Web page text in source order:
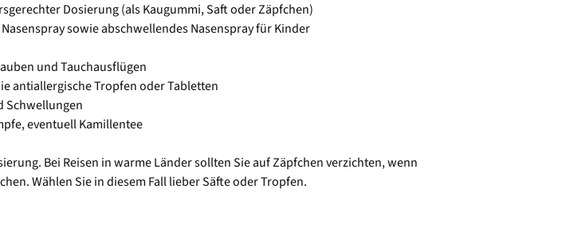
Dosierung (als Kaugummi, Saft oder Zäpfchen)
sowie abschwellendes Nasenspray für Kinder
und Tauchausflügen
antiallergische Tropfen oder Tabletten
Schwellungen
eventuell Kamillentee
Bei Reisen in warme Länder sollten Sie auf Zäpfchen verzichten, wenn
Wählen Sie in diesem Fall lieber Säfte oder Tropfen.